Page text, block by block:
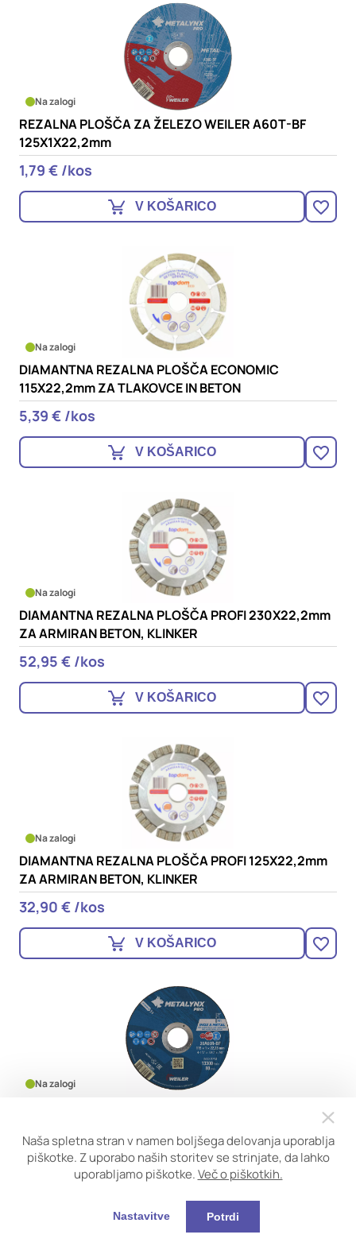
Na zalogi
REZALNA PLOŠČA ZA ŽELEZO WEILER A60T-BF
125X1X22,2mm
1,79 € /kos
V KOŠARICO
Na zalogi
DIAMANTNA REZALNA PLOŠČA ECONOMIC
115X22,2mm ZA TLAKOVCE IN BETON
5,39 € /kos
V KOŠARICO
Na zalogi
DIAMANTNA REZALNA PLOŠČA PROFI 230X22,2mm
ZA ARMIRAN BETON, KLINKER
52,95 € /kos
V KOŠARICO
Na zalogi
DIAMANTNA REZALNA PLOŠČA PROFI 125X22,2mm
ZA ARMIRAN BETON, KLINKER
32,90 € /kos
V KOŠARICO
Na zalogi
1,59 € /kos
Naša spletna stran v namen boljšega delovanja uporablja
piškotke. Z uporabo naših storitev se strinjate, da lahko
uporabljamo piškotke.Več o piškotkih.
Nastavitve Potrdi